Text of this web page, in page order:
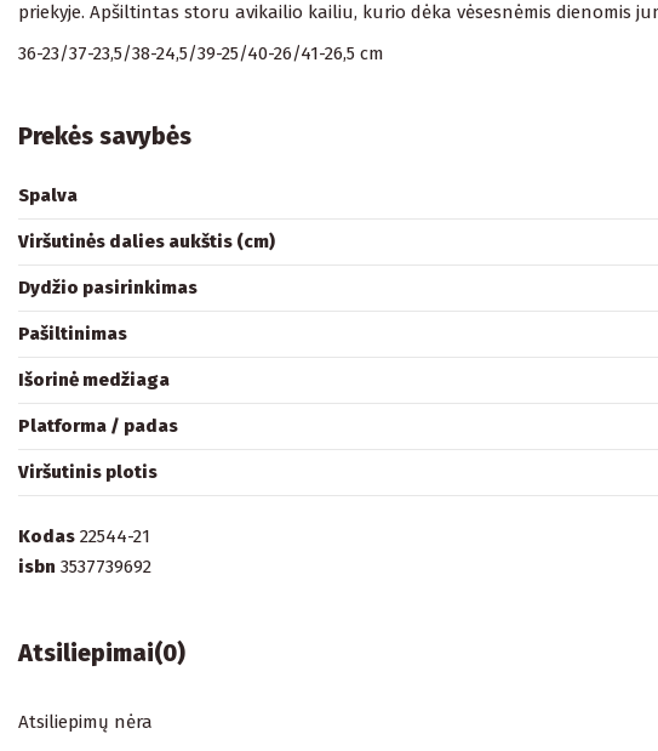
priekyje. Apšiltintas storu avikailio kailiu, kurio dėka vėsesnėmis dienomis
36-23/37-23,5/38-24,5/39-25/40-26/41-26,5 cm
Prekės savybės
Spalva
Viršutinės dalies aukštis (cm)
Dydžio pasirinkimas
Pašiltinimas
Išorinė medžiaga
Platforma / padas
Viršutinis plotis
Kodas 22544-21
isbn 3537739692
Atsiliepimai(0)
Atsiliepimų nėra